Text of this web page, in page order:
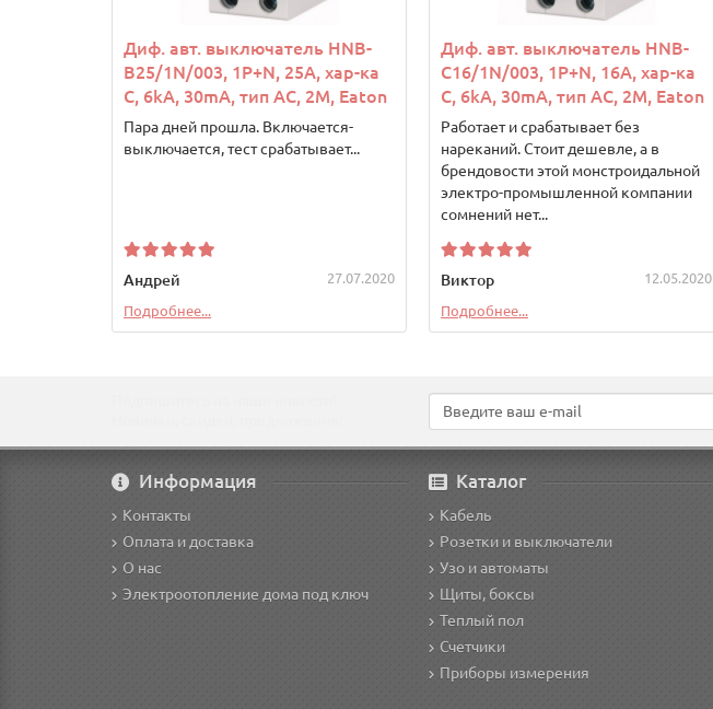
Диф. авт. выключатель HNB-
B25/1N/003, 1P+N, 25A, хар-ка
C, 6kA, 30mA, тип АC, 2M, Eaton
Пара дней прошла. Включается-
выключается, тест срабатывает...
Андрей 27.07.2020
Подробнее...
Диф. авт. выключатель HNB-
C16/1N/003, 1P+N, 16A, хар-ка
C, 6kA, 30mA, тип АC, 2M, Eaton
Работает и срабатывает без
нареканий. Стоит дешевле, а в
брендовости этой монстроидальной
электро-промышленной компании
сомнений нет...
Виктор 12.05.2020
Подробнее...
Информация
Контакты
Оплата и доставка
О нас
Электроотопление дома под ключ
Каталог
Кабель
Розетки и выключатели
Узо и автоматы
Щиты, боксы
Теплый пол
Счетчики
Приборы измерения